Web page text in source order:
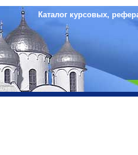
Каталог курсовых,